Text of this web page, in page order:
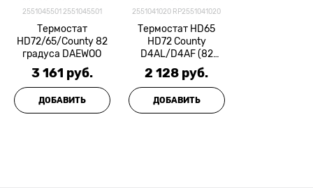
2551045501 2551045501
Термостат
HD72/65/County 82
градуса DAEWOO
3 161 руб.
ДОБАВИТЬ
2551041020 RP2551041020
Термостат HD65
HD72 County
D4AL/D4AF (82
град.) ROERS PARTS
2 128 руб.
ДОБАВИТЬ